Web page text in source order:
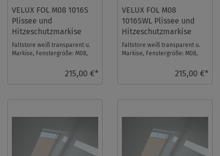
VELUX FOL M08 1016S
Plissee und
Hitzeschutzmarkise
Faltstore weiß transparent u.
Markise, Fenstergröße: M08,
215,00 €*
VELUX FOL M08
1016SWL Plissee und
Hitzeschutzmarkise
Faltstore weiß transparent u.
Markise, Fenstergröße: M08,
215,00 €*